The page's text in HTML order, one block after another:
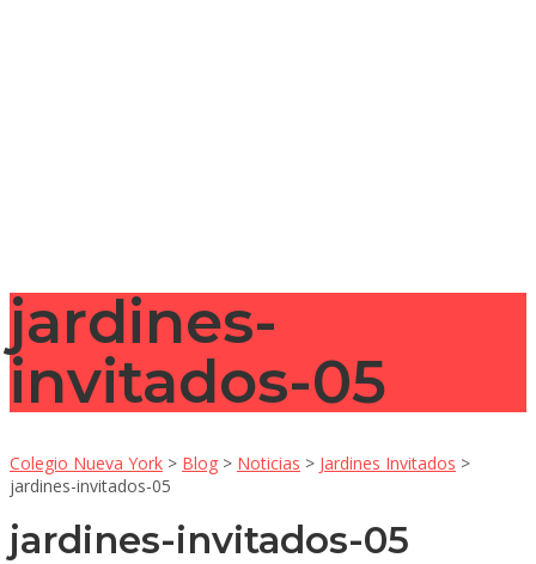
jardines-
invitados-05
Colegio Nueva York > Blog > Noticias > Jardines Invitados >
jardines-invitados-05
jardines-invitados-05